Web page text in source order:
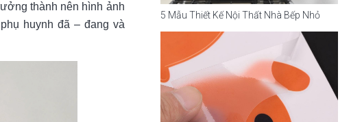
thành nên hình ảnh
huynh đã – đang và
5 Mẫu Thiết Kế Nội Thất Nhà Bếp Nhỏ